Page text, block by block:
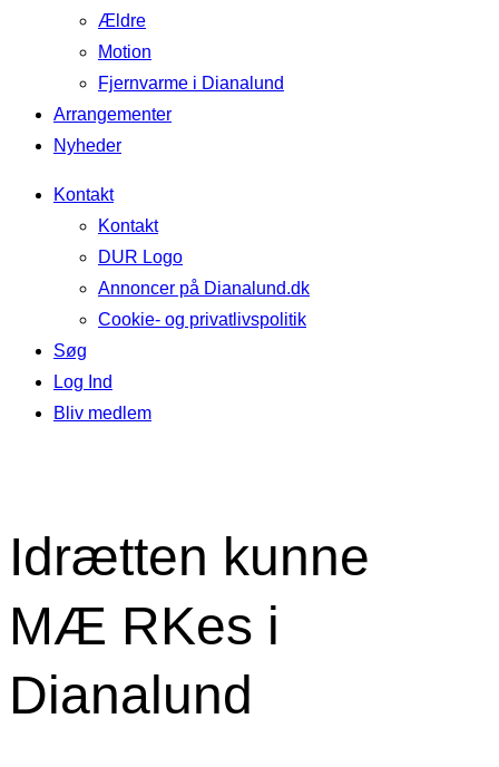
Ældre
Motion
Fjernvarme i Dianalund
Arrangementer
Nyheder
Kontakt
Kontakt
DUR Logo
Annoncer på Dianalund.dk
Cookie- og privatlivspolitik
Søg
Log Ind
Bliv medlem
Idrætten kunne
MÆ RKes i
Dianalund